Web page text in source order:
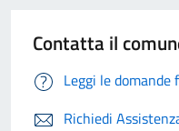
Contatta il
Leggi le domande
Richiedi